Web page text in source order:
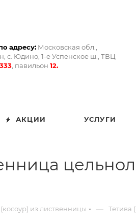
адресу: Московская обл.,
с. Юдино, 1-е Успенское ш., ТВЦ
333 , павильон 12.
АКЦИИ УСЛУГИ
из лиственницы — Тетива